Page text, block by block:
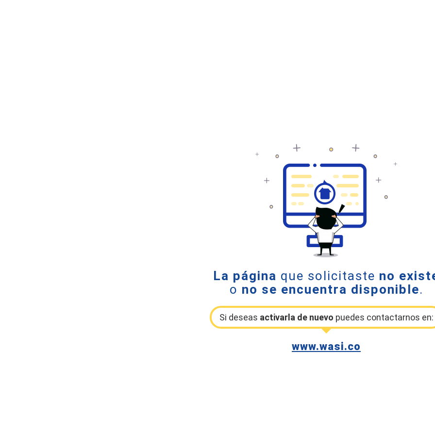
La página que solicitaste no
o no se encuentra disponible.
Si deseas activarla de nuevo puedes contactarnos en:
www.wasi.co